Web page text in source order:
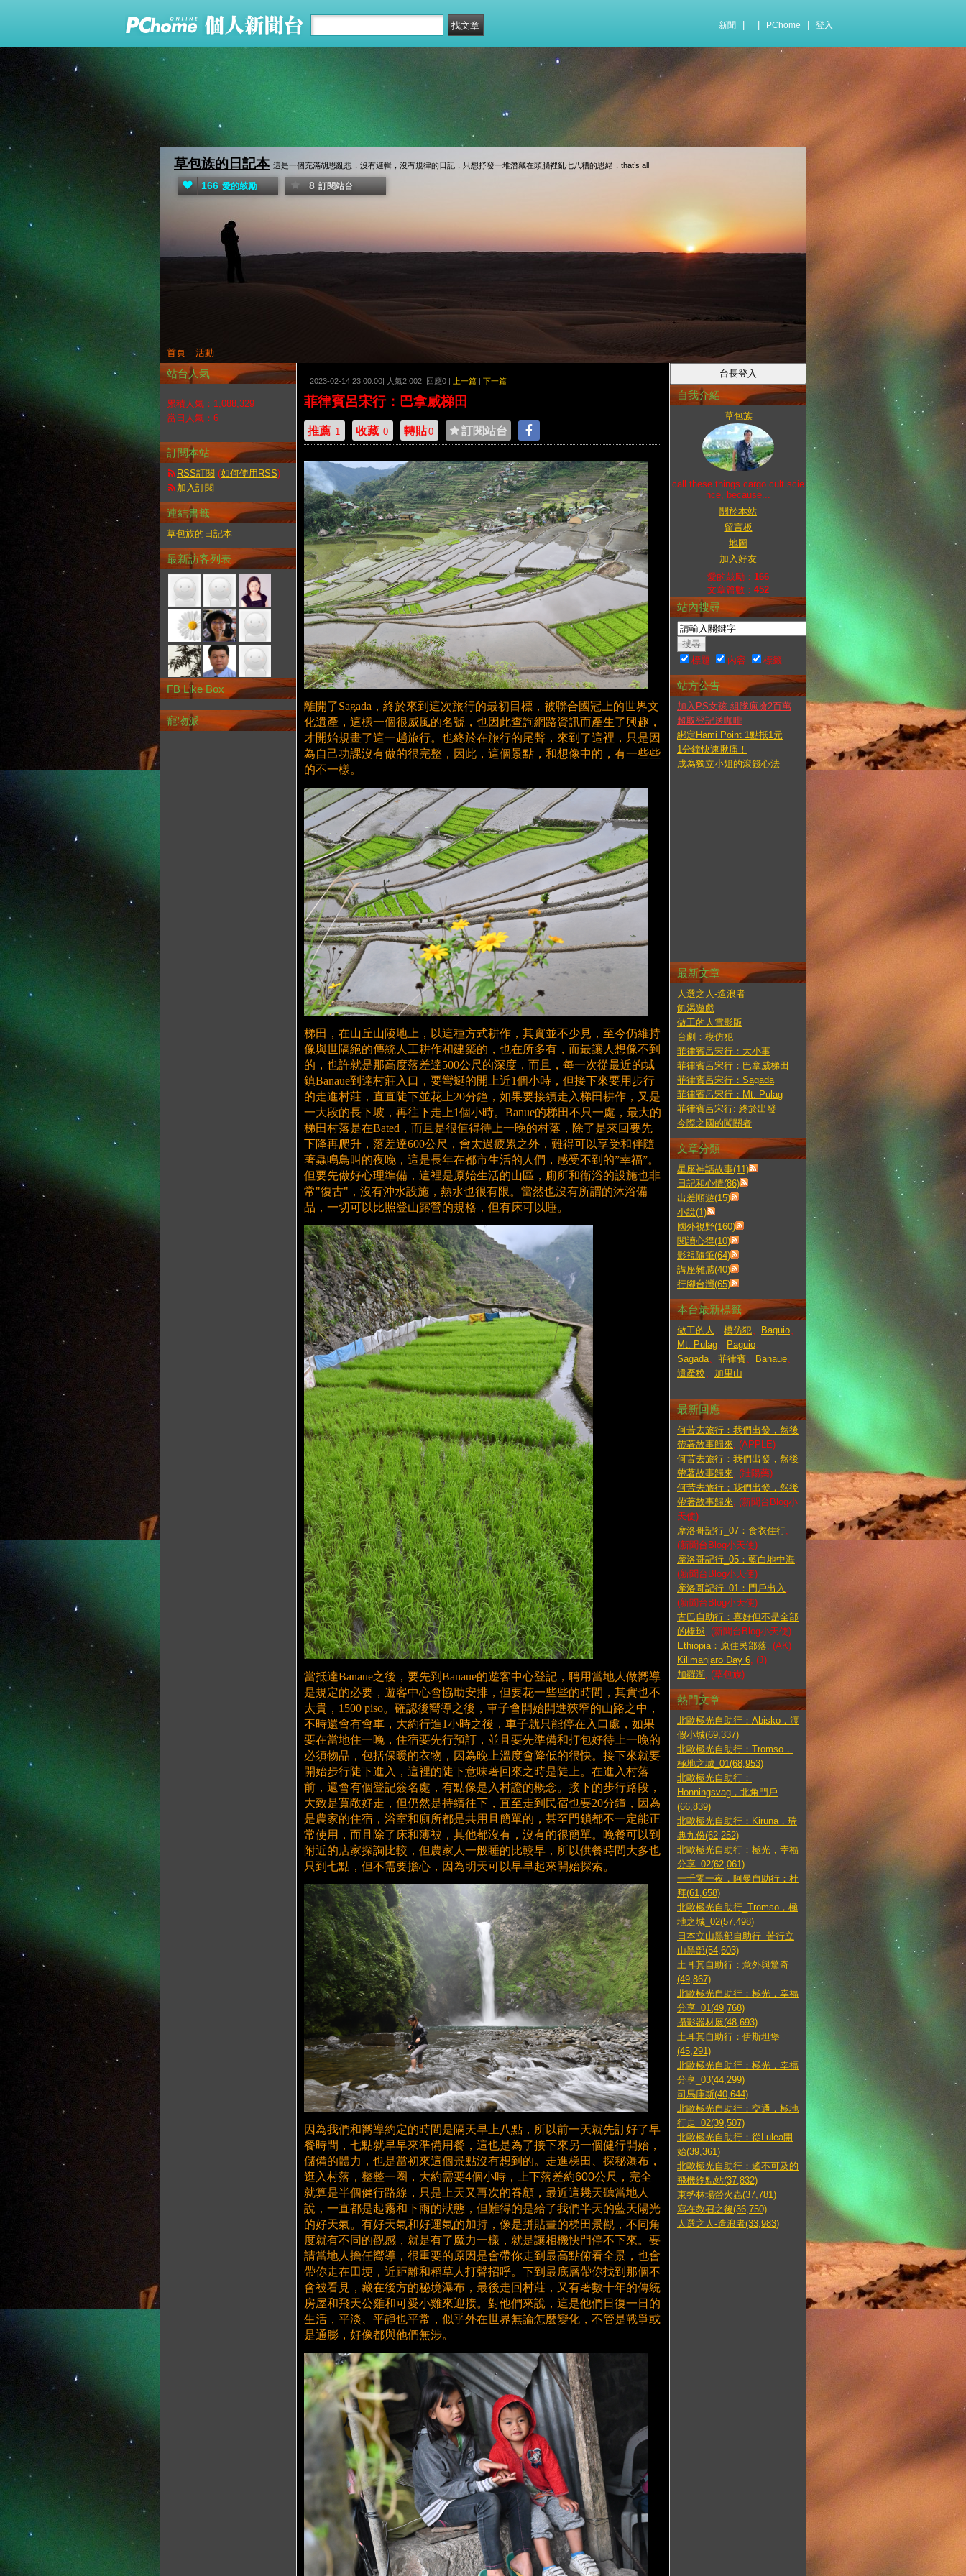
新聞 PChome 登入
草包族的日記本 這是一個充滿胡思亂想，沒有邏輯，沒有規律的日記，只想抒發一堆潛藏在頭腦裡亂七八糟的思緒，that’s all
166 愛的鼓勵 8 訂閱站台
首頁 活動
2023-02-14 23:00:00| 人氣2,002| 回應0 | 上一篇 | 下一篇
菲律賓呂宋行：巴拿威梯田
推薦 1 收藏 0 轉貼0 訂閱站台
離開了Sagada，終於來到這次旅行的最初目標，被聯合國冠上的世界文
化遺產，這樣一個很威風的名號，也因此查詢網路資訊而產生了興趣，
才開始規畫了這一趟旅行。也終於在旅行的尾聲，來到了這裡，只是因
為自己功課沒有做的很完整，因此，這個景點，和想像中的，有一些些
的不一樣。
梯田，在山丘山陵地上，以這種方式耕作，其實並不少見，至今仍維持
像與世隔絕的傳統人工耕作和建築的，也在所多有，而最讓人想像不到
的，也許就是那高度落差達500公尺的深度，而且，每一次從最近的城
鎮Banaue到達村莊入口，要彎蜒的開上近1個小時，但接下來要用步行
的走進村莊，直直陡下並花上20分鐘，如果要接續走入梯田耕作，又是
一大段的長下坡，再往下走上1個小時。Banue的梯田不只一處，最大的
梯田村落是在Bated，而且是很值得待上一晚的村落，除了是來回要先
下降再爬升，落差達600公尺，會太過疲累之外，難得可以享受和伴隨
著蟲鳴鳥叫的夜晚，這是長年在都市生活的人們，感受不到的”幸福”。
但要先做好心理準備，這裡是原始生活的山區，廁所和衛浴的設施也非
常"復古"，沒有沖水設施，熱水也很有限。當然也沒有所謂的沐浴備
品，一切可以比照登山露營的規格，但有床可以睡。
當抵達Banaue之後，要先到Banaue的遊客中心登記，聘用當地人做嚮導
是規定的必要，遊客中心會協助安排，但要花一些些的時間，其實也不
太貴，1500 piso。確認後嚮導之後，車子會開始開進狹窄的山路之中，
不時還會有會車，大約行進1小時之後，車子就只能停在入口處，如果
要在當地住一晚，住宿要先行預訂，並且要先準備和打包好待上一晚的
必須物品，包括保暖的衣物，因為晚上溫度會降低的很快。接下來就要
開始步行陡下進入，這裡的陡下意味著回來之時是陡上。在進入村落
前，還會有個登記簽名處，有點像是入村證的概念。接下的步行路段，
大致是寬敞好走，但仍然是持續往下，直至走到民宿也要20分鐘，因為
是農家的住宿，浴室和廁所都是共用且簡單的，甚至門鎖都不一定能正
常使用，而且除了床和薄被，其他都沒有，沒有的很簡單。晚餐可以到
附近的店家探詢比較，但農家人一般睡的比較早，所以供餐時間大多也
只到七點，但不需要擔心，因為明天可以早早起來開始探索。
因為我們和嚮導約定的時間是隔天早上八點，所以前一天就先訂好了早
餐時間，七點就早早來準備用餐，這也是為了接下來另一個健行開始，
儲備的體力，也是當初來這個景點沒有想到的。走進梯田、探秘瀑布，
逛入村落，整整一圈，大約需要4個小時，上下落差約600公尺，完全
就算是半個健行路線，只是上天又再次的眷顧，最近這幾天聽當地人
說，一直都是起霧和下雨的狀態，但難得的是給了我們半天的藍天陽光
的好天氣。有好天氣和好運氣的加持，像是拼貼畫的梯田景觀，不同角
度就有不同的觀感，就是有了魔力一樣，就是讓相機快門停不下來。要
請當地人擔任嚮導，很重要的原因是會帶你走到最高點俯看全景，也會
帶你走在田埂，近距離和稻草人打聲招呼。下到最底層帶你找到那個不
會被看見，藏在後方的秘境瀑布，最後走回村莊，又有著數十年的傳統
房屋和飛天公雞和可愛小雞來迎接。對他們來說，這是他們日復一日的
生活，平淡、平靜也平常，似乎外在世界無論怎麼變化，不管是戰爭或
是通膨，好像都與他們無涉。
自我介紹
草包族
call these things cargo cult scie
nce, because...
關於本站
留言板
地圖
加入好友
愛的鼓勵： 166
文章篇數： 452
站內搜尋
標題 內容 標籤
站方公告
加入PS女孩 組隊瘋搶2百萬
超取登記送咖啡
綁定Hami Point 1點抵1元
1分鐘快速揪痛！
成為獨立小姐的滾錢心法
最新文章
人選之人-造浪者
飢渴遊戲
做工的人電影版
台劇：模仿犯
菲律賓呂宋行：大小事
菲律賓呂宋行：巴拿威梯田
菲律賓呂宋行：Sagada
菲律賓呂宋行：Mt. Pulag
菲律賓呂宋行: 終於出發
今際之國的闖關者
文章分類
星座神話故事(11)
日記和心情(86)
出差順遊(15)
小說(1)
國外視野(160)
閱讀心得(10)
影視隨筆(64)
講座雜感(40)
行腳台灣(65)
本台最新標籤
做工的人 、 模仿犯、 Baguio、
Mt. Pulag、 Paguio、
Sagada、 菲律賓、 Banaue、
遺產稅、 加里山
最新回應
何苦去旅行：我們出發，然後
帶著故事歸來, (APPLE)
何苦去旅行：我們出發，然後
帶著故事歸來, (壯陽藥)
何苦去旅行：我們出發，然後
帶著故事歸來, (新聞台Blog小
天使)
摩洛哥記行_07：食衣住行,
(新聞台Blog小天使)
摩洛哥記行_05：藍白地中海,
(新聞台Blog小天使)
摩洛哥記行_01：門戶出入 ,
(新聞台Blog小天使)
古巴自助行：喜好但不是全部
的棒球, (新聞台Blog小天使)
Ethiopia：原住民部落, (AK)
Kilimanjaro Day 6, (J)
加羅湖 , (草包族)
熱門文章
北歐極光自助行：Abisko，渡
假小城(69,337)
北歐極光自助行：Tromso，
極地之城_01(68,953)
北歐極光自助行：
Honningsvag，北角門戶
(66,839)
北歐極光自助行：Kiruna，瑞
典九份(62,252)
北歐極光自助行：極光，幸福
分享_02(62,061)
一千零一夜，阿曼自助行：杜
拜(61,658)
北歐極光自助行_Tromso，極
地之城_02(57,498)
日本立山黑部自助行_苦行立
山黑部(54,603)
土耳其自助行：意外與驚奇
(49,867)
北歐極光自助行：極光，幸福
分享_01(49,768)
攝影器材展(48,693)
土耳其自助行：伊斯坦堡
(45,291)
北歐極光自助行：極光，幸福
分享_03(44,299)
司馬庫斯(40,644)
北歐極光自助行：交通，極地
行走_02(39,507)
北歐極光自助行：從Lulea開
始(39,361)
北歐極光自助行：遙不可及的
飛機終點站(37,832)
東勢林場螢火蟲(37,781)
寫在教召之後(36,750)
人選之人-造浪者(33,983)
站台人氣
累積人氣： 1,088,329
當日人氣： 6
訂閱本站
RSS訂閱 (如何使用RSS)
加入訂閱
連結書籤
草包族的日記本
最新訪客列表
FB Like Box
寵物派